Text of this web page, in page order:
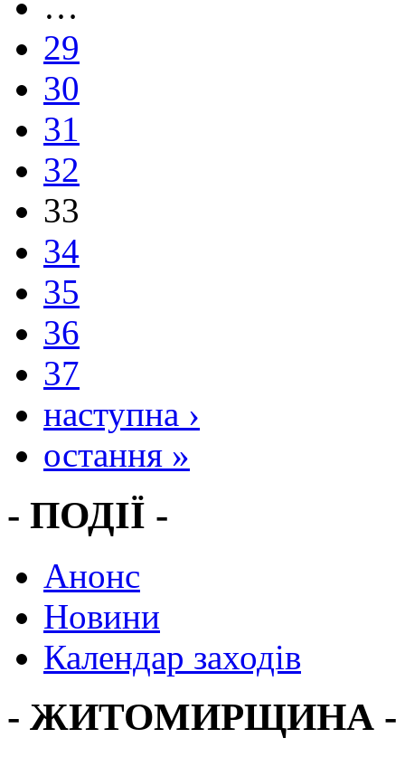
29
30
31
32
33
34
35
36
37
наступна ›
остання »
- ПОДІЇ -
Анонс
Новини
Календар заходів
- ЖИТОМИРЩИНА -